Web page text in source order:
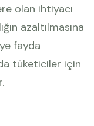
olan ihtiyacı
azaltılmasına
fayda
tüketiciler için